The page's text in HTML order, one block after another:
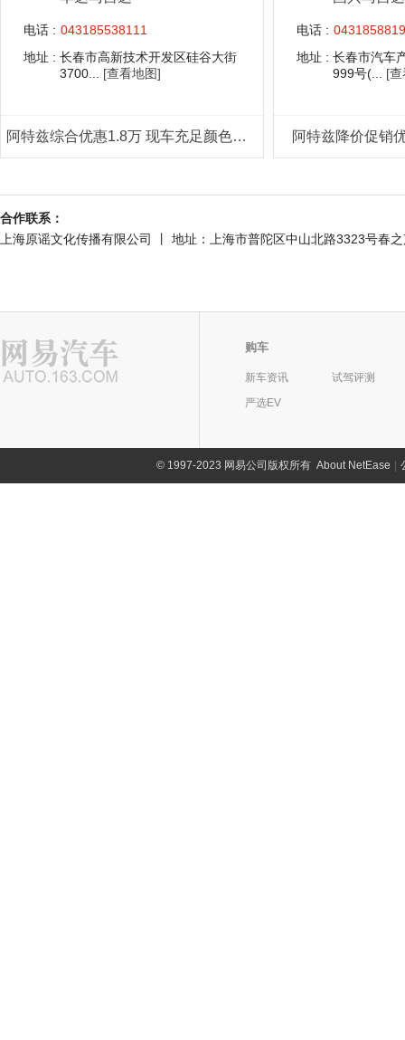
电话 : 043185538111
地址 : 长春市高新技术开发区硅谷大街
3700... [查看地图]
阿特兹综合优惠1.8万 现车充足颜色齐全
电话 :
地址 : 长春市汽车
999号(... [
阿特兹降价促销
合作联系：
上海原谣文化传播有限公司 丨 地址：上海市普陀区中山北路3323号
购车
新车资讯
试驾评测
严选EV
©1997-2023 网易公司版权所有 About NetEase